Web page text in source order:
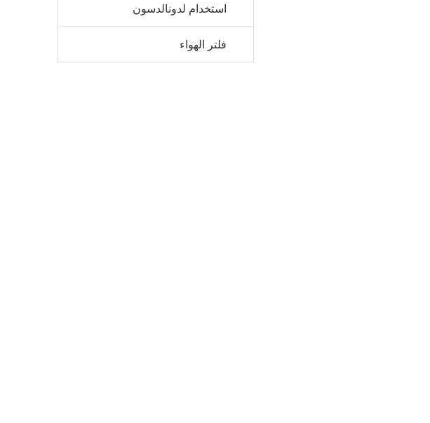
استخدام لدونالدسون
فلتر الهواء